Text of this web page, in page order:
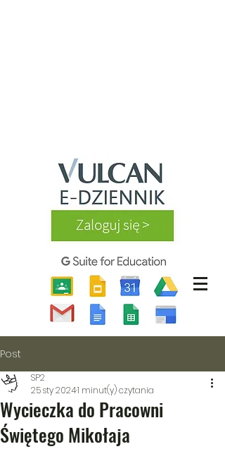
Post
Wycieczka do Pracowni
Świętego Mikołaja
SP2
25 sty 20241 minut(y) czytania